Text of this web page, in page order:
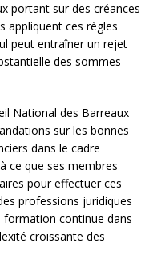
portant sur des créances
appliquent ces règles
peut entraîner un rejet
des sommes
National des Barreaux
sur les bonnes
dans le cadre
ce que ses membres
pour effectuer ces
professions juridiques
formation continue dans
croissante des